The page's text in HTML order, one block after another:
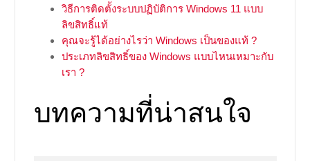
วิธีการติดตั้งระบบปฏิบัติการ Windows 11 แบบ
ลิขสิทธิ์แท้
คุณจะรู้ได้อย่างไรว่า Windows เป็นของแท้ ?
ประเภทลิขสิทธิ์ของ Windows แบบไหนเหมาะกับ
เรา ?
บทความที่น่าสนใจ